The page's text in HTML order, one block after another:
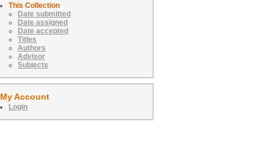
This Collection
Date submitted
Date assigned
Date accepted
Titles
Authors
Advisor
Subjects
My Account
Login